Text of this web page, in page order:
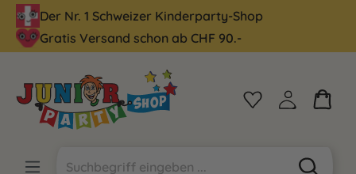
springen
Der Nr. 1 Schweizer Kinderparty-Shop
Gratis Versand schon ab CHF 90.-